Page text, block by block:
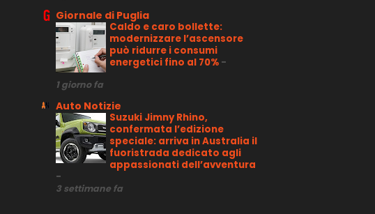
Giornale di Puglia
Caldo e caro bollette:
modernizzare l’ascensore
può ridurre i consumi
energetici fino al 70% -
1 giorno fa
Auto Notizie
Suzuki Jimny Rhino,
confermata l’edizione
speciale: arriva in Australia il
fuoristrada dedicato agli
appassionati dell’avventura
-
3 settimane fa